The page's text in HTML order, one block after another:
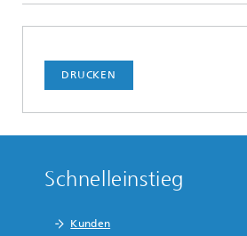
DRUCKEN
Schnelleinstieg
Kunden